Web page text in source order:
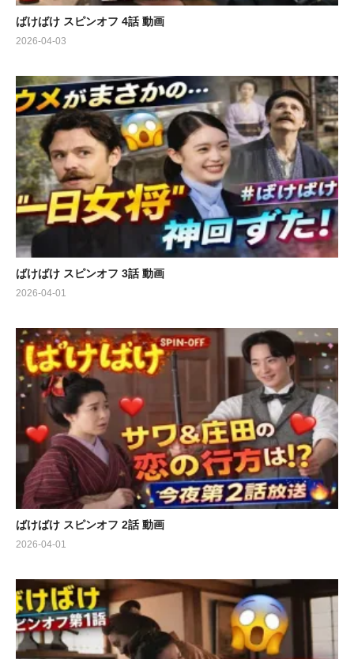
ばけばけ スピンオフ 4話 動画
2026-04-03
ばけばけ スピンオフ 3話 動画
2026-04-01
ばけばけ スピンオフ 2話 動画
2026-04-01